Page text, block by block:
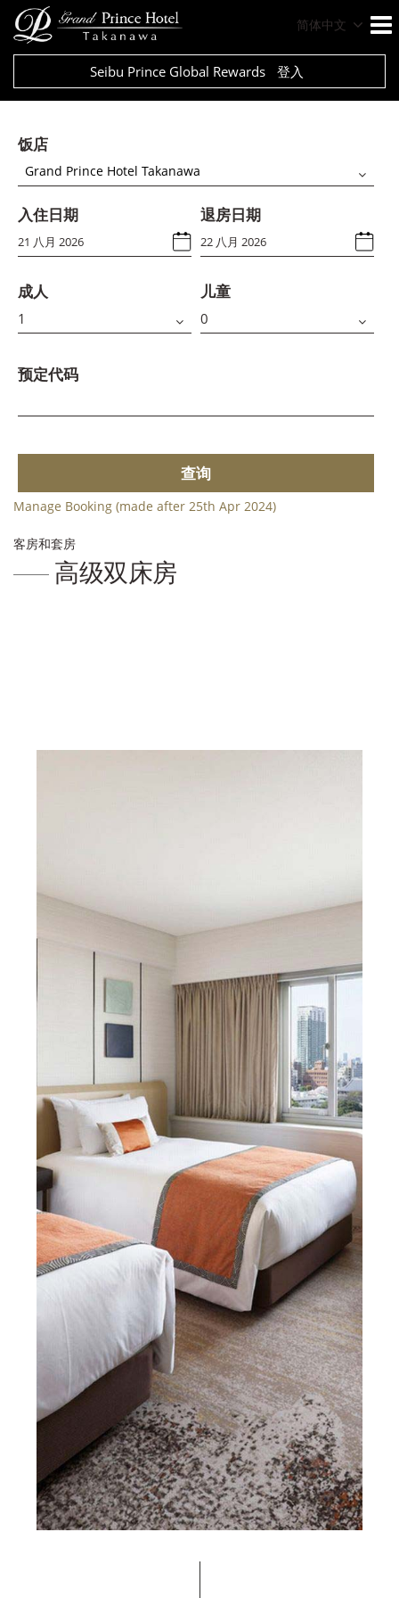
简体中文
Seibu Prince Global Rewards 登入
饭店
Grand Prince Hotel Takanawa
入住日期 退房日期
成人 儿童
预定代码
查询
Manage Booking (made after 25th Apr 2024)
客房和套房
高级双床房